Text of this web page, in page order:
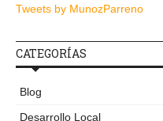
Tweets by MunozParreno
CATEGORÍAS
Blog
Desarrollo Local